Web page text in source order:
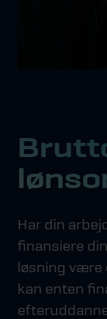
Har din
finansiere
løsning være
kan enten